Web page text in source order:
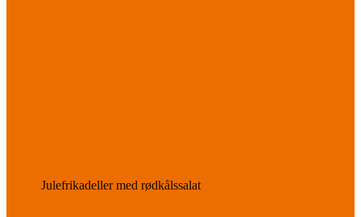
Julefrikadeller med rødkålssalat